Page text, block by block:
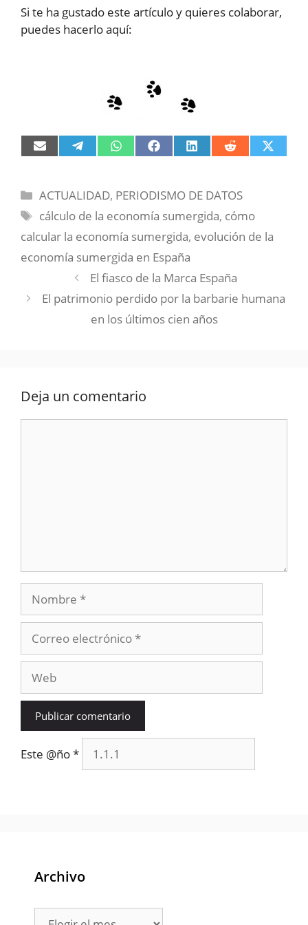
Si te ha gustado este artículo y quieres colaborar,
puedes hacerlo aquí:
Compartir
en
Compartir
en
Compartir
en
Compartir
en
Compartir
en
Compartir
en en
Categorías
ACTUALIDAD, PERIODISMO DE DATOS
Etiquetas
cálculo de la economía sumergida, cómo
calcular la economía sumergida, evolución de la
economía sumergida en España
El fiasco de la Marca España
El patrimonio perdido por la barbarie humana
en los últimos cien años
Deja un comentario
Nombre
electrónico
Este @ño*
Archivo
Archivo